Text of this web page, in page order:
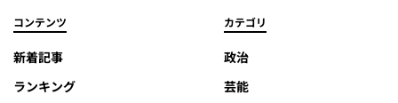
コンテンツ
新着記事
ランキング
カテゴリ
政治
芸能